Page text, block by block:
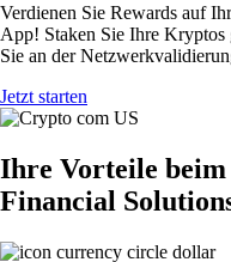
Verdienen Sie Rewards auf
App! Staken Sie Ihre Kryptos
Sie an der
Jetzt starten
Ihre Vorteile
Financial